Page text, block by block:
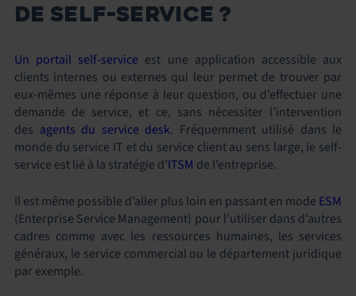
DE SELF-SERVICE ?
Un portail self-service est une application accessible aux
clients internes ou externes qui leur permet de trouver par
eux-mêmes une réponse à leur question, ou d’effectuer une
demande de service, et ce, sans nécessiter l’intervention
des agents du service desk. Fréquemment utilisé dans le
monde du service IT et du service client au sens large, le self-
service est lié à la stratégie d’ITSM de l’entreprise.
Il est même possible d’aller plus loin en passant en mode ESM
(Enterprise Service Management) pour l’utiliser dans d’autres
cadres comme avec les ressources humaines, les services
généraux, le service commercial ou le département juridique
par exemple.